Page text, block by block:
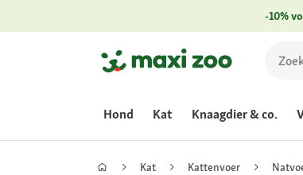
-10%
Hond Kat Knaagdier & co.
Kat Kattenvoer